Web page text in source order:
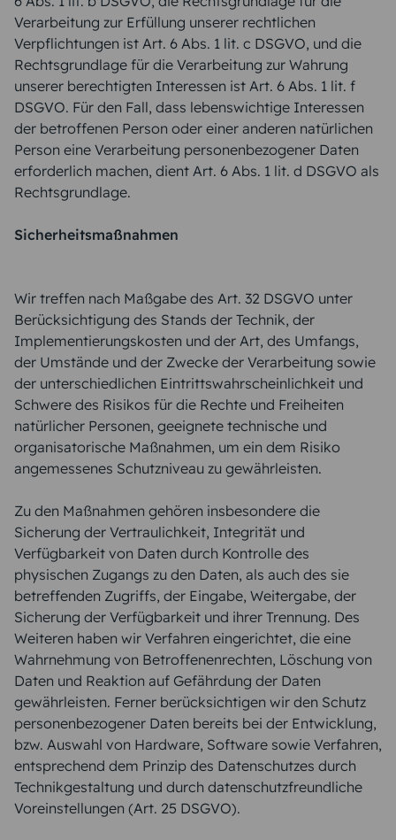
Verarbeitung zur Erfüllung unserer rechtlichen
Verpflichtungen ist Art. 6 Abs. 1 lit. c DSGVO, und die
Rechtsgrundlage für die Verarbeitung zur Wahrung
unserer berechtigten Interessen ist Art. 6 Abs. 1 lit. f
DSGVO. Für den Fall, dass lebenswichtige Interessen
der betroffenen Person oder einer anderen natürlichen
Person eine Verarbeitung personenbezogener Daten
erforderlich machen, dient Art. 6 Abs. 1 lit. d DSGVO als
Rechtsgrundlage.
Sicherheitsmaßnahmen
Wir treffen nach Maßgabe des Art. 32 DSGVO unter
Berücksichtigung des Stands der Technik, der
Implementierungskosten und der Art, des Umfangs,
der Umstände und der Zwecke der Verarbeitung sowie
der unterschiedlichen Eintrittswahrscheinlichkeit und
Schwere des Risikos für die Rechte und Freiheiten
natürlicher Personen, geeignete technische und
organisatorische Maßnahmen, um ein dem Risiko
angemessenes Schutzniveau zu gewährleisten.
Zu den Maßnahmen gehören insbesondere die
Sicherung der Vertraulichkeit, Integrität und
Verfügbarkeit von Daten durch Kontrolle des
physischen Zugangs zu den Daten, als auch des sie
betreffenden Zugriffs, der Eingabe, Weitergabe, der
Sicherung der Verfügbarkeit und ihrer Trennung. Des
Weiteren haben wir Verfahren eingerichtet, die eine
Wahrnehmung von Betroffenenrechten, Löschung von
Daten und Reaktion auf Gefährdung der Daten
gewährleisten. Ferner berücksichtigen wir den Schutz
personenbezogener Daten bereits bei der Entwicklung,
bzw. Auswahl von Hardware, Software sowie Verfahren,
entsprechend dem Prinzip des Datenschutzes durch
Technikgestaltung und durch datenschutzfreundliche
Voreinstellungen (Art. 25 DSGVO).